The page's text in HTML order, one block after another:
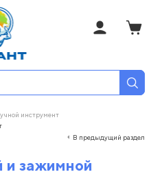
инструмент
В предыдущий раздел
и зажимной